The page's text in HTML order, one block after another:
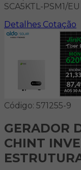
SCA5KTL-PSM1/
Detalhes Cotação
Código: 571255-9
GERADOR
CHINT